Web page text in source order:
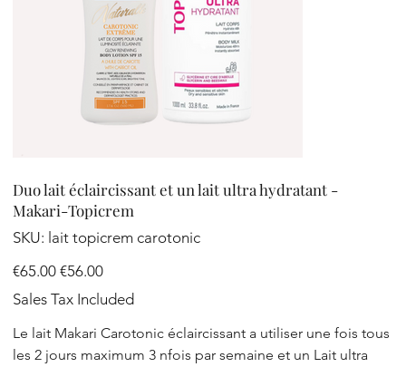
Duo lait éclaircissant et un lait ultra hydratant -
Makari-Topicrem
SKU: SKU
laitlait topicrem carotonic
Original
price
€65.00 Sale
price
€56.00
Sales Tax Included
Le lait Makari Carotonic éclaircissant a utiliser une fois tous
les 2 jours maximum 3 nfois par semaine et un Lait ultra